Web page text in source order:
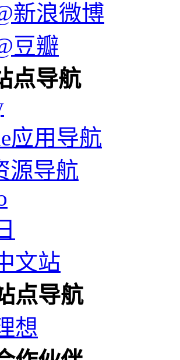
新浪微博
豆瓣
点导航
应用导航
源导航
文站
点导航
想